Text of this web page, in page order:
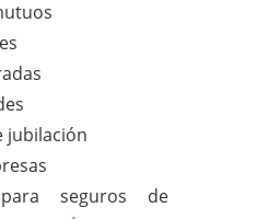
jubilación
seguros de